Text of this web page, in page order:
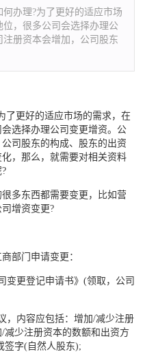
办理?为了更好的适应市场
，很多公司会选择办理公
册资本会增加，公司股东
更好的适应市场的需求，在
选择办理公司变更增资。公
司股东的构成、股东的出资
，那么，就需要对相关资料
多东西都需要变更，比如营
增资变更?
部门申请变更：
更登记申请书》(领取，公司
内容应包括：增加/减少注册
少注册资本的数额和出资方
签字(自然人股东);